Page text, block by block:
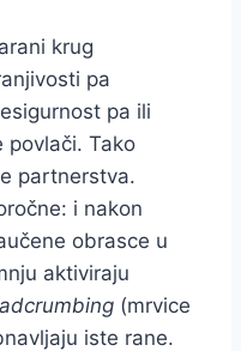
krug
pa
pa ili
povlači. Tako
partnerstva.
i nakon
obrasce u
aktiviraju
(mrvice
iste rane.